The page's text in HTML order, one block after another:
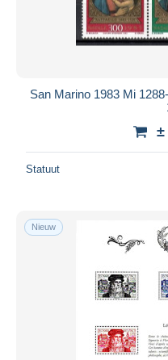
San Marino 1983 Mi
±
Statuut
Nieuw